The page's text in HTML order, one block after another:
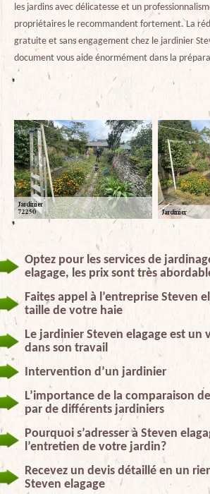
les jardins avec délicatesse et un
propriétaires le recommandent fortement. La
gratuite et sans engagement chez le jardinier
document vous aide énormément dans la
Optez pour les services de
elagage, les prix sont très
Faites appel à l’entreprise Steven
taille de votre haie
Le jardinier Steven elagage est un
dans son travail
Intervention d’un jardinier
L’importance de la comparaison
par de différents jardiniers
Pourquoi s’adresser à Steven
l’entretien de votre jardin?
Recevez un devis détaillé en un
Steven elagage